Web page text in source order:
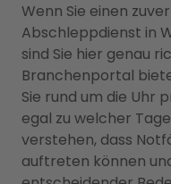
Wenn Sie einen
Abschleppdienst in
sind Sie hier genau
Branchenportal
Sie rund um die Uhr
egal zu welcher
verstehen, dass
auftreten können